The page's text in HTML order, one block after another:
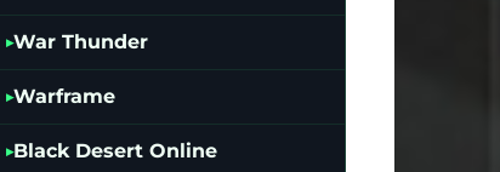
War Thunder
Warframe
Black Desert Online